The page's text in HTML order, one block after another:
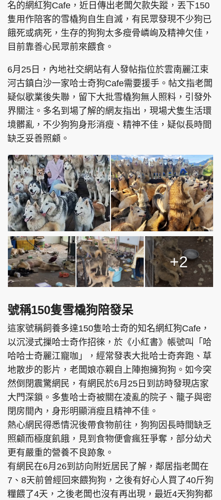
東周刊 cazbuyer 東Touch
頭條日報 星島環球 The Standard
親子王 Oh!爸媽 JobMarket
頭條搵工 EDUPLUS
關於我們
聯絡我們
隱私政策聲明
使用條款
版權及免責聲明
Copyright © 東周網 版權所有 . 不得轉載
©Eastweek.com.hk. All rights reserved.
名的網紅狗Cafe，近日傳出老闆欠款失蹤，丟下150
隻用作陪客的雪橇狗自生自滅，有民眾發現不少狗已
餓死或病死，生存的狗狗太多瘦骨嶙峋及精神欠佳，
目前靠善心民眾前來餵食。
6月25日，內地社交網站有人發帖指位於雲南麗江束
河古鎮白沙一家哈士奇狗Cafe需要援手。帖文指老闆
疑似歇業後失聯，留下大批雪橇狗無人照料，引發外
界關注。多名到場了解的網友指出，現場犬隻生活環
境髒亂，不少狗狗身形消瘦、精神不佳，疑似長時間
缺乏妥善照顧。
+2
號稱150隻雪橇狗陪發呆
這家號稱飼養多達150隻哈士奇的知名網紅狗Cafe，
以沉浸式摷哈士奇作招徠，於《小紅書》帳號叫「哈
哈哈士奇麗江寵咖」，經常發表大批哈士奇奔跑、草
地散步的影片，老闆娘亦親自上陣抱擁狗狗。如今突
然倒閉震驚網民，有網民於6月25日到訪時發現店家
大門深鎖。多隻哈士奇被關在凌亂的院子、籠子與密
閉房間內，身形明顯消瘦且精神不佳。
熱心網民得悉情況後帶食物前往，狗狗因長時間缺乏
照顧而極度飢餓，見到食物便會瘋狂爭奪，部分幼犬
更有嚴重的營養不良跡象。
有網民在6月26到訪向附近居民了解，鄰居指老闆在
7、8天前曾經回來餵狗狗，之後有好心人買了40斤狗
糧餵了4天，之後老闆也沒有再出現，最近4天狗狗都